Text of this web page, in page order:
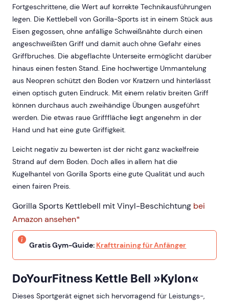
Fortgeschrittene, die Wert auf korrekte Technikausführungen
legen. Die Kettlebell von Gorilla-Sports ist in einem Stück aus
Eisen gegossen, ohne anfällige Schweißnähte durch einen
angeschweißten Griff und damit auch ohne Gefahr eines
Griffbruches. Die abgeflachte Unterseite ermöglicht darüber
hinaus einen festen Stand. Eine hochwertige Ummantelung
aus Neopren schützt den Boden vor Kratzern und hinterlässt
einen optisch guten Eindruck. Mit einem relativ breiten Griff
können durchaus auch zweihändige Übungen ausgeführt
werden. Die etwas raue Grifffläche liegt angenehm in der
Hand und hat eine gute Griffigkeit.
Leicht negativ zu bewerten ist der nicht ganz wackelfreie
Strand auf dem Boden. Doch alles in allem hat die
Kugelhantel von Gorilla Sports eine gute Qualität und auch
einen fairen Preis.
Gorilla Sports Kettlebell mit Vinyl-Beschichtung bei
Amazon ansehen*
Gratis Gym-Guide: Krafttraining für Anfänger
DoYourFitness Kettle Bell »Kylon«
Dieses Sportgerät eignet sich hervorragend für Leistungs-,